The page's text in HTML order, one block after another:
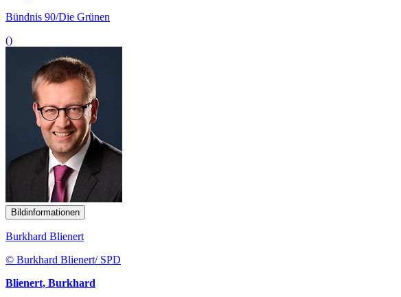
Bündnis 90/Die Grünen
()
Bildinformationen
Burkhard Blienert
© Burkhard Blienert/ SPD
Blienert, Burkhard